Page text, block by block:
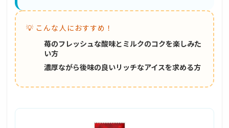
💡 こんな人におすすめ！
苺のフレッシュな酸味とミルクのコクを楽しみた
い方
濃厚ながら後味の良いリッチなアイスを求める方